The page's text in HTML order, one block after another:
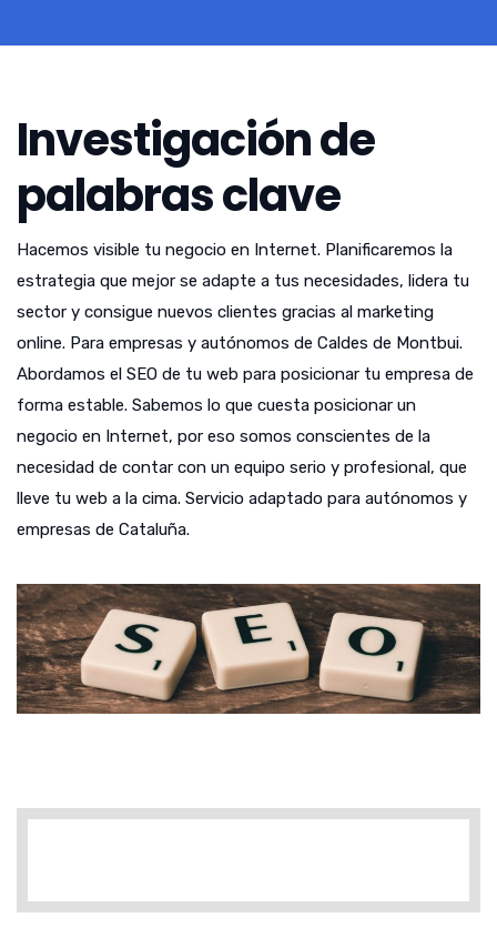
Investigación de
palabras clave
Hacemos visible tu negocio en Internet. Planificaremos la
estrategia que mejor se adapte a tus necesidades, lidera tu
sector y consigue nuevos clientes gracias al marketing
online. Para empresas y autónomos de Caldes de Montbui.
Abordamos el SEO de tu web para posicionar tu empresa de
forma estable. Sabemos lo que cuesta posicionar un
negocio en Internet, por eso somos conscientes de la
necesidad de contar con un equipo serio y profesional, que
lleve tu web a la cima. Servicio adaptado para autónomos y
empresas de Cataluña.